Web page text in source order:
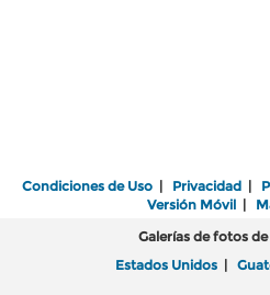
Condiciones de Uso | Privacidad |
Versión Móvil|
Galerías de fotos
Estados Unidos |